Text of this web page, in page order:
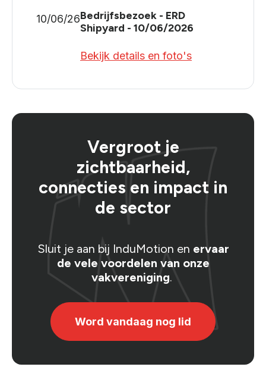
10/06/26Bedrijfsbezoek - ERD
Shipyard - 10/06/2026
Bekijk details en foto's
Vergroot je
zichtbaarheid,
connecties en impact in
de sector
Sluit je aan bij InduMotion en ervaar
de vele voordelen van onze
vakvereniging.
Word vandaag nog lid